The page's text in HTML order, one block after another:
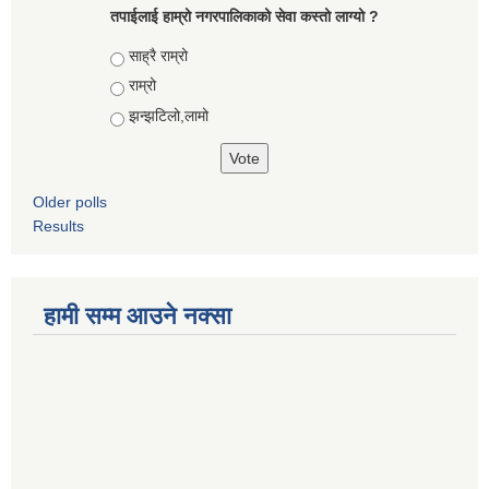
तपाईलाई हाम्रो नगरपालिकाको सेवा कस्तो लाग्यो ?
Choices
साह्रै राम्रो
राम्रो
झन्झटिलो,लामो
Older polls
Results
हामी सम्म आउने नक्सा